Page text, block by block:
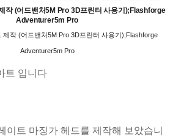
작 (어드밴처5M Pro 3D프린터 사용기);Flashforge
Adventurer5m Pro
제작 (어드밴처5M Pro 3D프린터 사용기);Flashforge
Adventurer5m Pro
트 입니다
이트 마징가 헤드를 제작해 보았습니